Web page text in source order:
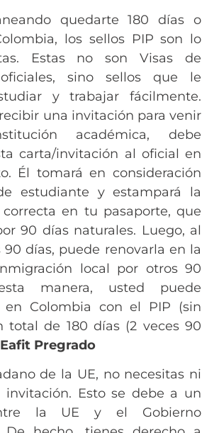
quedarte 180 días o
los sellos PIP son lo
Estas no son Visas de
sino sellos que le
y trabajar fácilmente.
una invitación para venir
académica, debe
carta/invitación al oficial en
Él tomará en consideración
estudiante y estampará la
correcta en tu pasaporte, que
90 días naturales. Luego, al
90 días, puede renovarla en la
local por otros 90
manera, usted puede
en Colombia con el PIP (sin
total de 180 días (2 veces 90
Pregrado
de la UE, no necesitas ni
invitación. Esto se debe a un
la UE y el Gobierno